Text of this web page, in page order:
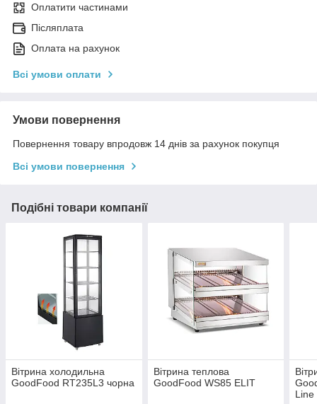
Оплатити частинами
Післяплата
Оплата на рахунок
Всі умови оплати
Умови повернення
Повернення товару впродовж 14 днів за рахунок покупця
Всі умови повернення
Подібні товари компанії
Вітрина холодильна
GoodFood RT235L3 чорна
Вітрина теплова
GoodFood WS85 ELIT
Line